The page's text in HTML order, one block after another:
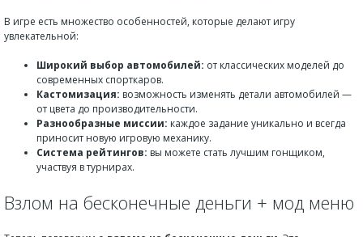
В игре есть множество особенностей, которые делают игру
увлекательной:
Широкий выбор автомобилей: от классических моделей до
современных спорткаров.
Кастомизация: возможность изменять детали автомобилей —
от цвета до производительности.
Разнообразные миссии: каждое задание уникально и всегда
приносит новую игровую механику.
Система рейтингов: вы можете стать лучшим гонщиком,
участвуя в турнирах.
Взлом на бесконечные деньги + мод меню